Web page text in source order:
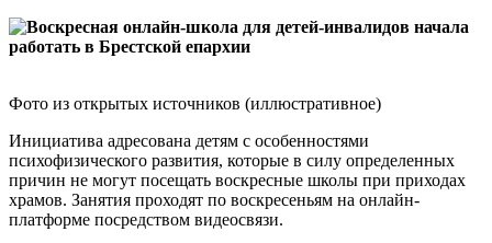
Фото из открытых источников (иллюстративное)
Инициатива адресована детям с особенностями
психофизического развития, которые в силу определенных
причин не могут посещать воскресные школы при приходах
храмов. Занятия проходят по воскресеньям на онлайн-
платформе посредством видеосвязи.